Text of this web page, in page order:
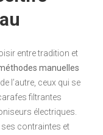
entre tradition et
manuelles
l’autre, ceux qui se
filtrantes
électriques.
contraintes et